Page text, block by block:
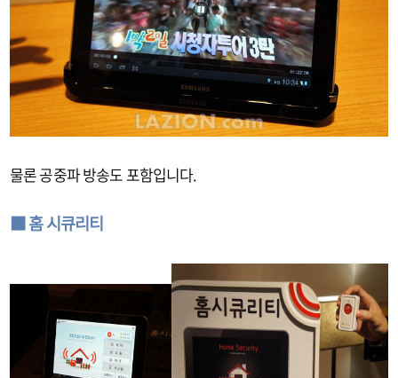
물론 공중파 방송도 포함입니다.
■ 홈 시큐리티